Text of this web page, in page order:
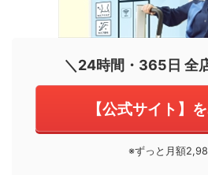
＼24時間・365日 全
【公式サイト】
※ずっと月額